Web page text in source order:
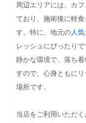
周辺エリアには、カ
ており、施術後に軽
す。特に、地元の人気
レッシュにぴったり
静かな環境で、落ち
すので、心身ともに
場所です。
当店をご利用いただ